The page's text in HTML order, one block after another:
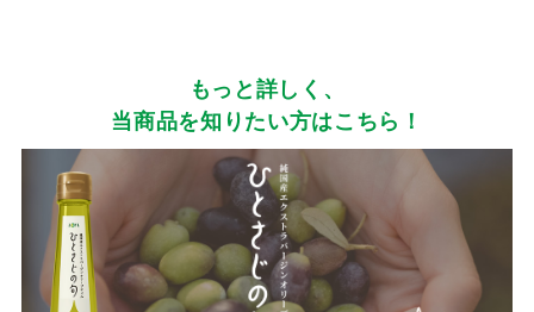
もっと詳しく、
当商品を知りたい方はこちら！